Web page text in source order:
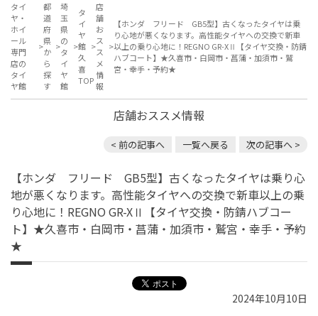
タイ
ヤ・
ホイ
ール
専門
店の
タイ
ヤ館
都
道
府
県
か
ら
探
す
埼
玉
県
の
タ
イ
ヤ
館
タ
イ
ヤ
館
久
喜
TOP
店
舗
お
ス
ス
メ
情
報
【ホンダ フリード GB5型】古くなったタイヤは乗
り心地が悪くなります。高性能タイヤへの交換で新車
以上の乗り心地に！REGNO GR-XⅡ【タイヤ交換・防錆
ハブコート】★久喜市・白岡市・菖蒲・加須市・鷲
宮・幸手・予約★
店舗おススメ情報
< 前の記事へ 一覧へ戻る 次の記事へ >
【ホンダ フリード GB5型】古くなったタイヤは乗り心
地が悪くなります。高性能タイヤへの交換で新車以上の乗
り心地に！REGNO GR-XⅡ【タイヤ交換・防錆ハブコー
ト】★久喜市・白岡市・菖蒲・加須市・鷲宮・幸手・予約
★
2024年10月10日